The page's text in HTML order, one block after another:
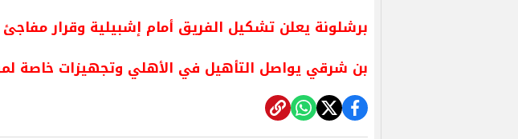
برشلونة يعلن تشكيل الفريق أمام إشبيلية وقرار
بن شرقي يواصل التأهيل في الأهلي وتجهيزات خاصة